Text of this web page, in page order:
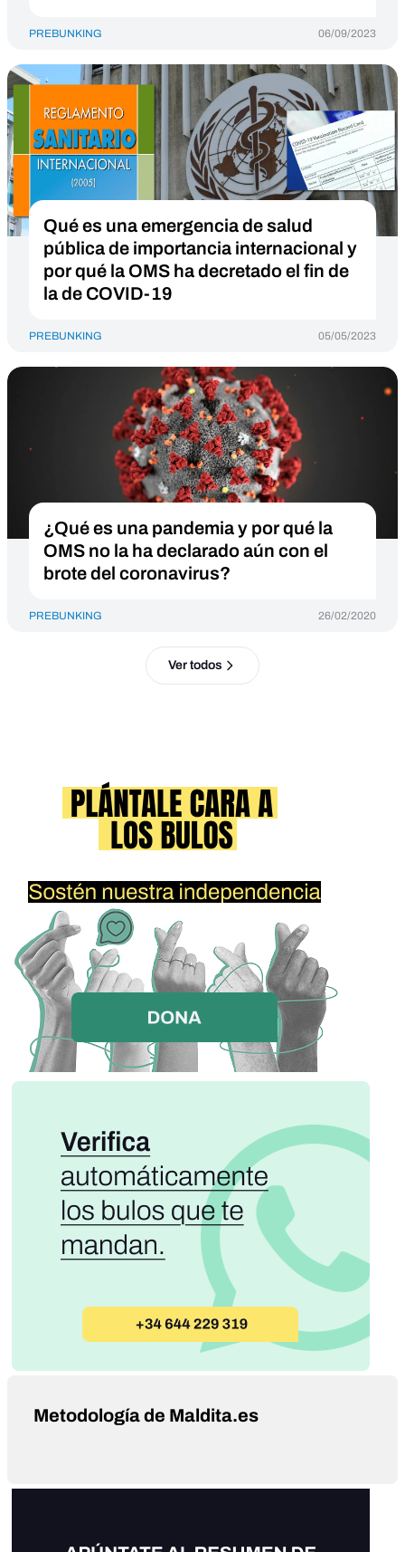
PREBUNKING 06/09/2023
Qué es una emergencia de salud
pública de importancia internacional y
por qué la OMS ha decretado el fin de
la de COVID-19
PREBUNKING 05/05/2023
¿Qué es una pandemia y por qué la
OMS no la ha declarado aún con el
brote del coronavirus?
PREBUNKING 26/02/2020
Ver todos
Metodología de Maldita.es